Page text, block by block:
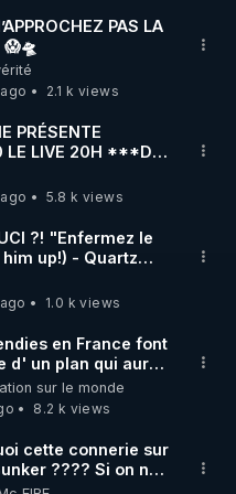
(stages,
SUR ODYSEE
aussi sur la
PAS LA
😱🛸
2.1 k views
PRÉSENTE
LIVE 20H ***DU
📷LE
EST EN
📷
5.8 k views
?! "Enfermez le
up!) - Quartz
1.0 k views
en France font
d' un plan qui aurait
11 septembre 2001
sur le monde
8.2 k views
cette connerie sur
???? Si on ne
publier, c'est un